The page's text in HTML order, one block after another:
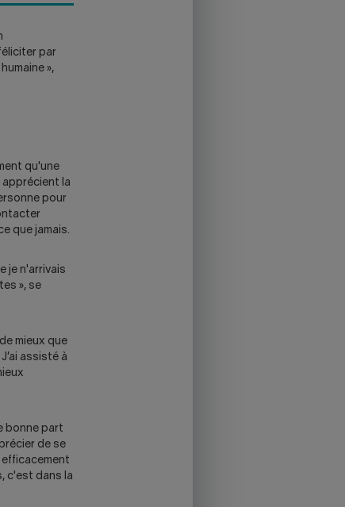
par
»,
qu'une
la
pour
que jamais.
je n'arrivais
», se
mieux que
assisté à
bonne part
de se
efficacement
c'est dans la